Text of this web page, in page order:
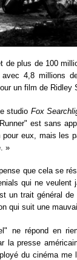
de plus de 100
4,8 millions
un film de Ridley
studio Fox
est sans
eux, mais les
»
que cela se
qui ne veulent
un trait général
qui suit une
ne répond en
la presse
du cinéma me